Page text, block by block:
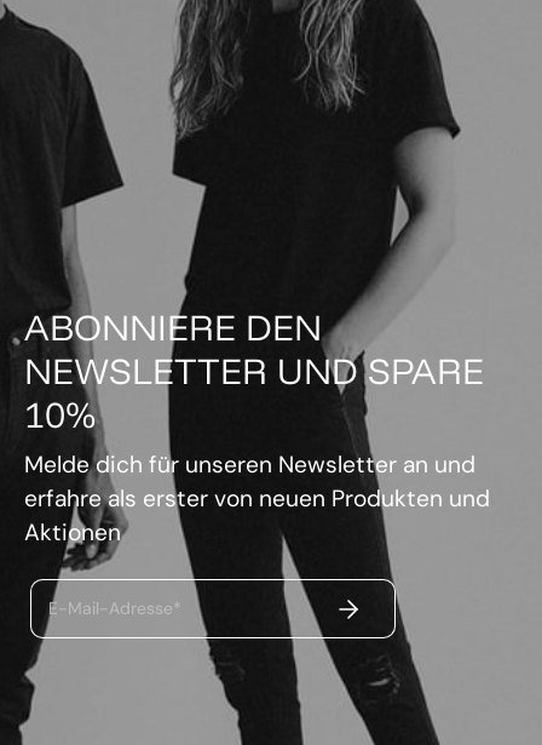
ABONNIERE DEN
NEWSLETTER UND SPARE
10%
Melde dich für unseren Newsletter an und
erfahre als erster von neuen Produkten und
Aktionen
E-Mail-Adresse* ABSENDEN